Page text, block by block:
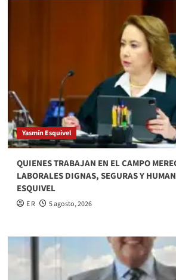
Yasmín Esquivel
QUIENES TRABAJAN EN EL CAMPO
LABORALES DIGNAS, SEGURAS Y
ESQUIVEL
E R 5 agosto, 2026